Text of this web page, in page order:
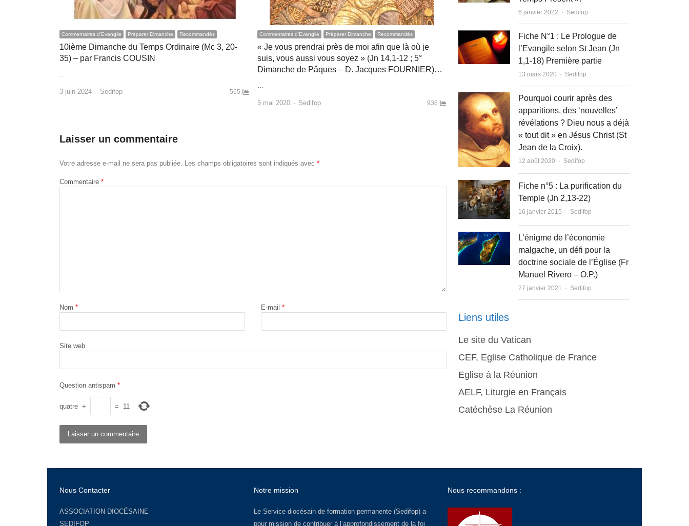
Commentaires d'Evangile Préparer Dimanche Recommandés
10ième Dimanche du Temps Ordinaire (Mc 3, 20-
35) – par Francis COUSIN
3 juin 2024 Author
Sedifop 565
Commentaires d'Evangile Préparer Dimanche Recommandés
« Je vous prendrai près de moi afin que là où je
suis, vous aussi vous soyez » (Jn 14,1-12 ; 5°
Dimanche de Pâques – D. Jacques FOURNIER)…
5 mai 2020 Author
Sedifop 936
Laisser un commentaire
Votre adresse e-mail ne sera pas publiée. Les champs obligatoires sont indiqués avec *
Commentaire *
Nom * E-mail *
Site web
Question antispam *
quatre + = 11
6 janvier 2022 Author
Sedifop
Fiche N°1 : Le Prologue de
l’Evangile selon St Jean (Jn
1,1-18) Première partie
13 mars 2020 Author
Sedifop
Pourquoi courir après des
apparitions, des ‘nouvelles’
révélations ? Dieu nous a déjà
« tout dit » en Jésus Christ (St
Jean de la Croix).
12 août 2020 Author
Sedifop
Fiche n°5 : La purification du
Temple (Jn 2,13-22)
16 janvier 2015 Author
Sedifop
L’énigme de l’économie
malgache, un défi pour la
doctrine sociale de l’Église (Fr
Manuel Rivero – O.P.)
27 janvier 2021 Author
Sedifop
Liens utiles
Le site du Vatican
CEF, Eglise Catholique de France
Eglise à la Réunion
AELF, Liturgie en Français
Catéchèse La Réunion
Nous Contacter
ASSOCIATION DIOCÉSAINE
SEDIFOP
Notre mission
Le Service diocésain de formation permanente (Sedifop) a
pour mission de contribuer à l’approfondissement de la foi
Nous recommandons :